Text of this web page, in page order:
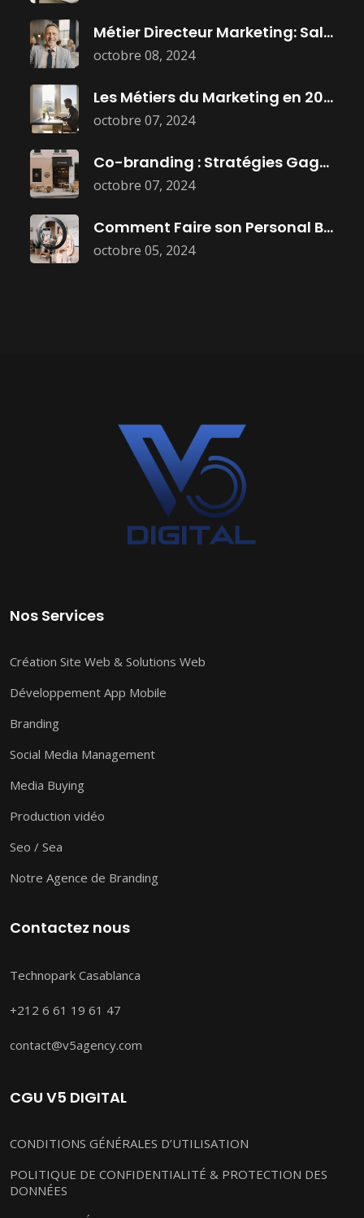
octobre 08, 2024
Métier Directeur Marketing: Salaire, Mission, et
octobre 07, 2024
Les Métiers du Marketing en 2025
octobre 07, 2024
Co-branding : Stratégies Gagnantes pour Booster
octobre 05, 2024
Comment Faire son Personal Branding :
Nos Services
Création Site Web & Solutions Web
Développement App Mobile
Branding
Social Media Management
Media Buying
Production vidéo
Seo / Sea
Notre Agence de Branding
Contactez nous
Technopark Casablanca
+212 6 61 19 61 47
contact@v5agency.com
CGU V5 DIGITAL
CONDITIONS GÉNÉRALES D’UTILISATION
POLITIQUE DE CONFIDENTIALITÉ & PROTECTION DES
DONNÉES